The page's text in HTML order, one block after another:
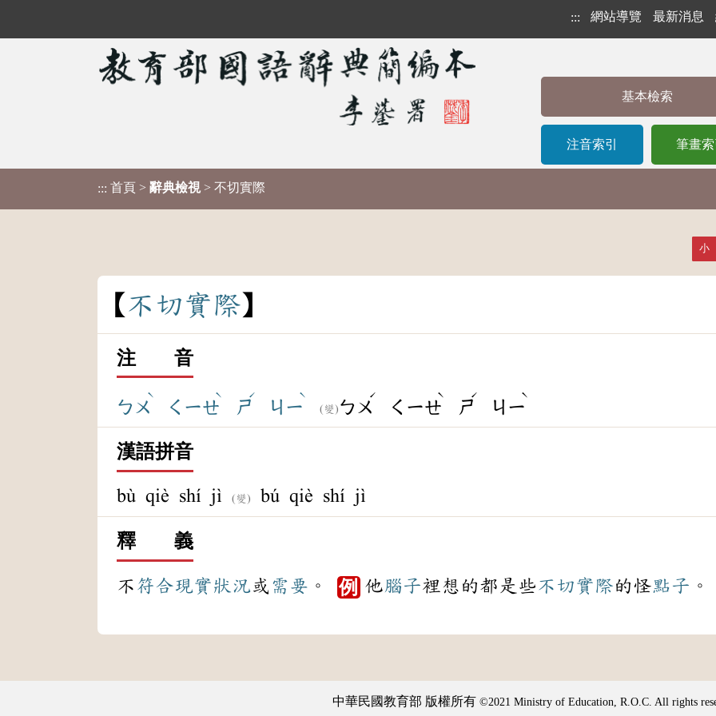
::: 網站導覽 最新消息
基本檢索
注音索引 筆畫索
::: 首頁 > 辭典檢視 > 不切實際
小
不 切實際
注 音
ㄅㄨ
ˋ
ㄑㄧㄝ
ˋ
ㄕ
ˊ
ㄐㄧ
ˋ
(變) ㄅㄨ
ˊ
ㄑㄧㄝ
ˋ
ㄕ
ˊ
ㄐㄧ
ˋ
漢語拼音
bù qiè shí jì (變) bú qiè shí jì
釋 義
不 符合現實狀況或 需要 。 例 他腦子裡想的都是些不切實際的怪點子 。
中華民國教育部 版權所有 ©2021 Ministry of Education, R.O.C. All rights